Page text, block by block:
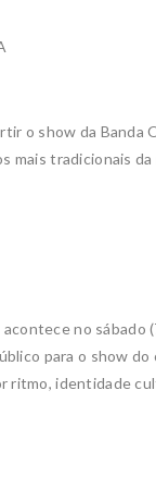
o show da Banda
mais tradicionais da
no sábado
para o show
ritmo, identidade